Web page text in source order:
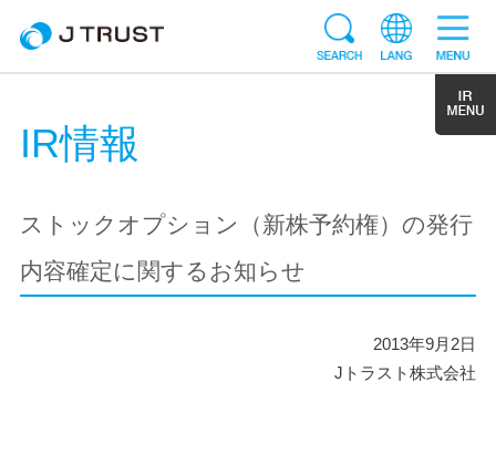
IR情報
ストックオプション（新株予約権）の発行
内容確定に関するお知らせ
2013年9月2日
Jトラスト株式会社